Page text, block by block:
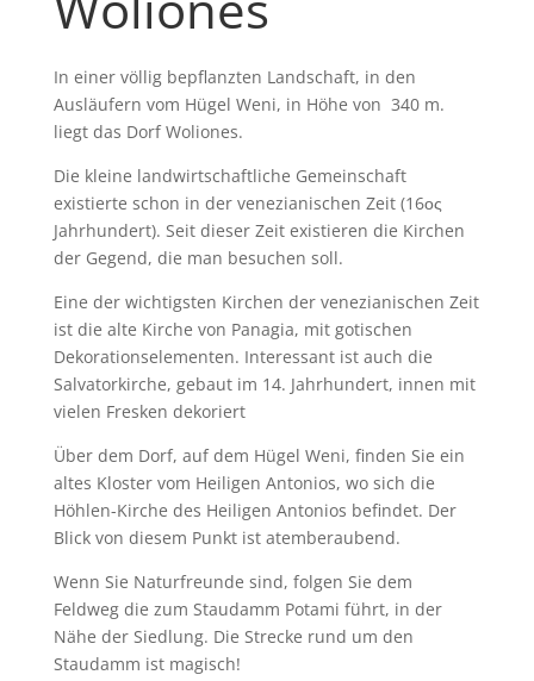
In einer völlig bepflanzten Landschaft, in den
Ausläufern vom Hügel Weni, in Höhe von 340 m.
liegt das Dorf Woliones.
Die kleine landwirtschaftliche Gemeinschaft
existierte schon in der venezianischen Zeit (16ος
Jahrhundert). Seit dieser Zeit existieren die Kirchen
der Gegend, die man besuchen soll.
Eine der wichtigsten Kirchen der venezianischen Zeit
ist die alte Kirche von Panagia, mit gotischen
Dekorationselementen. Interessant ist auch die
Salvatorkirche, gebaut im 14. Jahrhundert, innen mit
vielen Fresken dekoriert
Über dem Dorf, auf dem Hügel Weni, finden Sie ein
altes Kloster vom Heiligen Antonios, wo sich die
Höhlen-Kirche des Heiligen Antonios befindet. Der
Blick von diesem Punkt ist atemberaubend.
Wenn Sie Naturfreunde sind, folgen Sie dem
Feldweg die zum Staudamm Potami führt, in der
Nähe der Siedlung. Die Strecke rund um den
Staudamm ist magisch!